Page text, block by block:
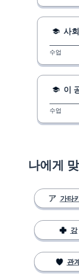
사
수업
이
수업
나에게
가타
강
관